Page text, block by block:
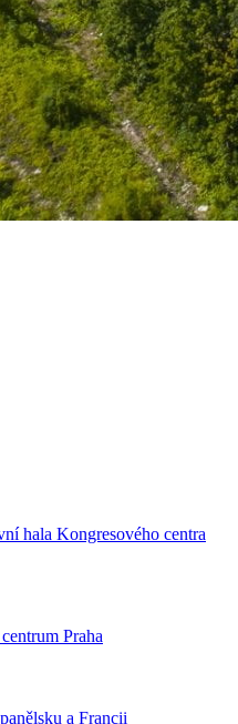
hala Kongresového centra
Praha
a Francii